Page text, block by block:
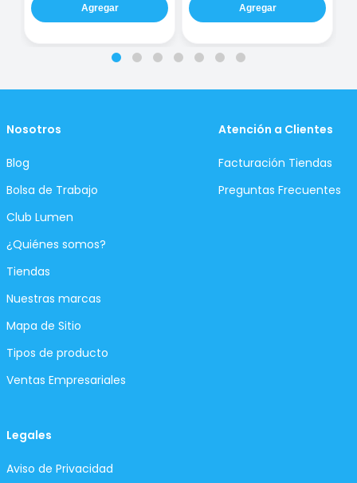
Agregar Agregar
Nosotros
Blog
Bolsa de Trabajo
Club Lumen
¿Quiénes somos?
Tiendas
Nuestras marcas
Mapa de Sitio
Tipos de producto
Ventas Empresariales
Atención a Clientes
Facturación Tiendas
Preguntas Frecuentes
Legales
Aviso de Privacidad